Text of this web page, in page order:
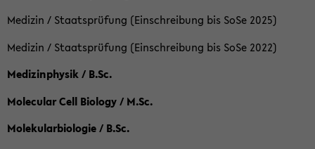
Medizin / Staatsprüfung (Einschreibung bis SoSe 2025)
Medizin / Staatsprüfung (Einschreibung bis SoSe 2022)
Medizinphysik / B.Sc.
Molecular Cell Biology / M.Sc.
Molekularbiologie / B.Sc.